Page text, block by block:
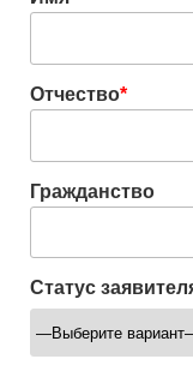
Отчество*
Гражданство
Статус